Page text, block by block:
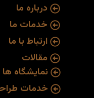
درباره ما
خدمات ما
ارتباط با ما
مقالات
نمایشگاه ها
خدمات